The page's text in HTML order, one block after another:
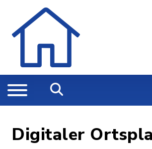
Digitaler